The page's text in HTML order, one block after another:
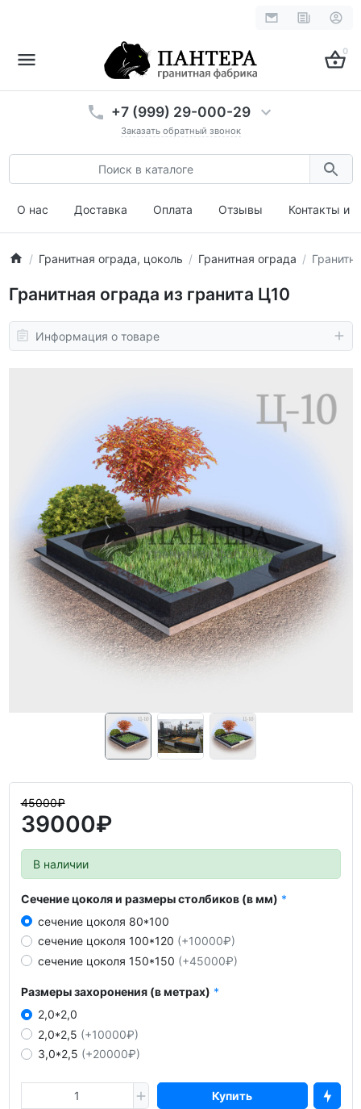
0
+7 (999) 29-000-29
Заказать обратный звонок
О нас Доставка Оплата Отзывы Контакты и
Гранитная ограда, цоколь Гранитная ограда
Гранитная ограда из гранита Ц10
Информация о товаре
45000₽
39000₽
В наличии
Сечение цоколя и размеры столбиков (в мм)
сечение цоколя 80*100
сечение цоколя 100*120 (+10000₽)
сечение цоколя 150*150 (+45000₽)
Размеры захоронения (в метрах)
2,0*2,0
2,0*2,5 (+10000₽)
3,0*2,5 (+20000₽)
Купить